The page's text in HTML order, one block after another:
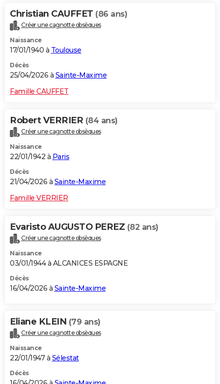
Christian CAUFFET (86 ans)
Créer une cagnotte obsèques
Naissance
17/01/1940 à Toulouse
Décès
25/04/2026 à Sainte-Maxime
Famille CAUFFET
Robert VERRIER (84 ans)
Créer une cagnotte obsèques
Naissance
22/01/1942 à Paris
Décès
21/04/2026 à Sainte-Maxime
Famille VERRIER
Evaristo AUGUSTO PEREZ (82 ans)
Créer une cagnotte obsèques
Naissance
03/01/1944 à ALCANICES ESPAGNE
Décès
16/04/2026 à Sainte-Maxime
Eliane KLEIN (79 ans)
Créer une cagnotte obsèques
Naissance
22/01/1947 à Sélestat
Décès